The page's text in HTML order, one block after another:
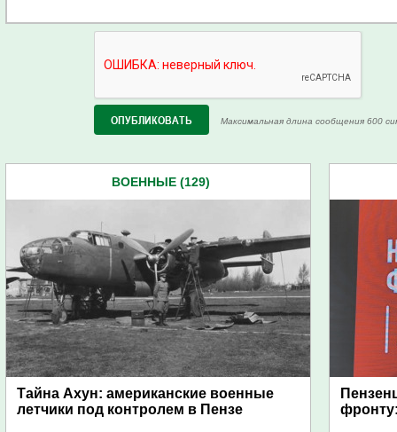
Максимальная длина сообщения 600
ВОЕННЫЕ (129)
Тайна Ахун: американские военные
летчики под контролем в Пензе